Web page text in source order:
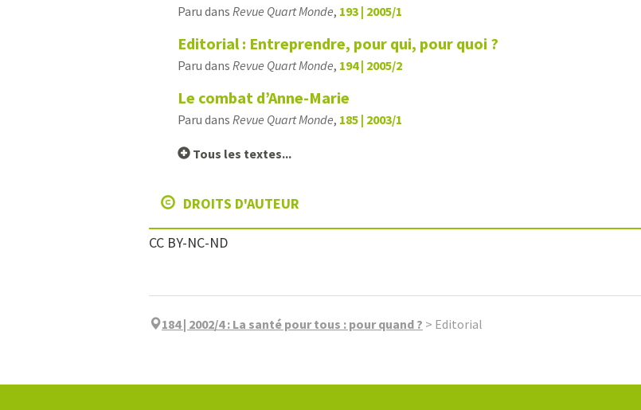
Paru dans Revue Quart Monde, 193 | 2005/1
Editorial : Entreprendre, pour qui, pour quoi ?
Paru dans Revue Quart Monde, 194 | 2005/2
Le combat d’Anne-Marie
Paru dans Revue Quart Monde, 185 | 2003/1
Tous les textes...
DROITS D'AUTEUR
CC BY-NC-ND
184 | 2002/4: La santé pour tous : pour quand ? > Editorial